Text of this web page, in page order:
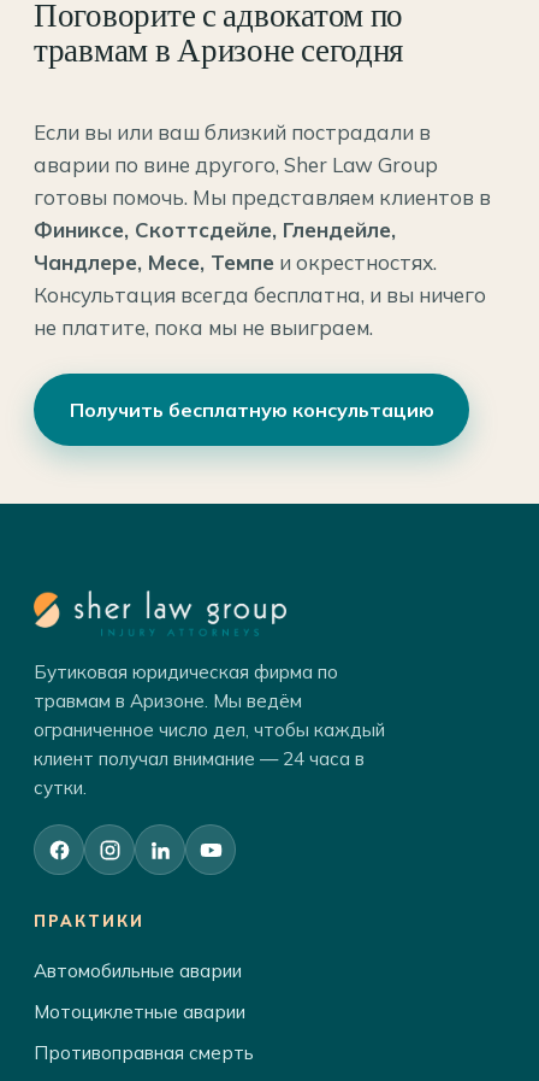
Поговорите с адвокатом по
травмам в Аризоне сегодня
Если вы или ваш близкий пострадали в
аварии по вине другого, Sher Law Group
готовы помочь. Мы представляем клиентов в
Финиксе, Скоттсдейле, Глендейле,
Чандлере, Месе, Темпе и окрестностях.
Консультация всегда бесплатна, и вы ничего
не платите, пока мы не выиграем.
Получить бесплатную консультацию
Бутиковая юридическая фирма по
травмам в Аризоне. Мы ведём
ограниченное число дел, чтобы каждый
клиент получал внимание — 24 часа в
сутки.
ПРАКТИКИ
Автомобильные аварии
Мотоциклетные аварии
Противоправная смерть